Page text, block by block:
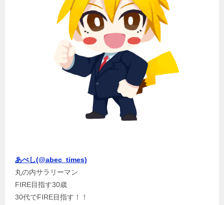
あべし(@abec_times)
丸の内サラリーマン
FIRE目指す30歳
30代でFIRE目指す！！